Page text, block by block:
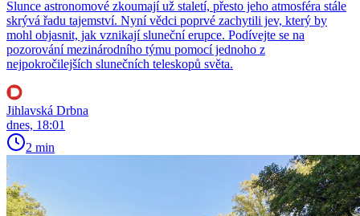
Slunce astronomové zkoumají už staletí, přesto jeho atmosféra stále
skrývá řadu tajemství. Nyní vědci poprvé zachytili jev, který by
mohl objasnit, jak vznikají sluneční erupce. Podívejte se na
pozorování mezinárodního týmu pomocí jednoho z
nejpokročilejších slunečních teleskopů světa.
Jihlavská Drbna
dnes, 18:01
2 min